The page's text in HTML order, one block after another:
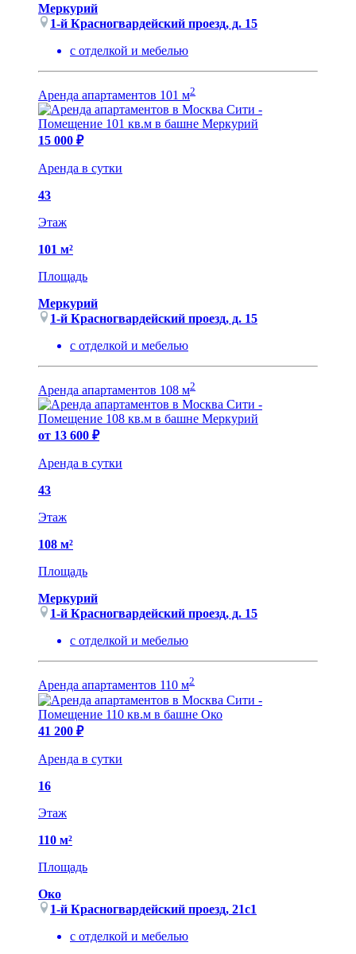
Меркурий
1-й Красногвардейский проезд, д. 15
с отделкой и мебелью
Аренда апартаментов 101 м2
15 000 ₽
Аренда в сутки
43
Этаж
101 м²
Площадь
Меркурий
1-й Красногвардейский проезд, д. 15
с отделкой и мебелью
Аренда апартаментов 108 м2
от 13 600 ₽
Аренда в сутки
43
Этаж
108 м²
Площадь
Меркурий
1-й Красногвардейский проезд, д. 15
с отделкой и мебелью
Аренда апартаментов 110 м2
41 200 ₽
Аренда в сутки
16
Этаж
110 м²
Площадь
Око
1-й Красногвардейский проезд, 21с1
с отделкой и мебелью